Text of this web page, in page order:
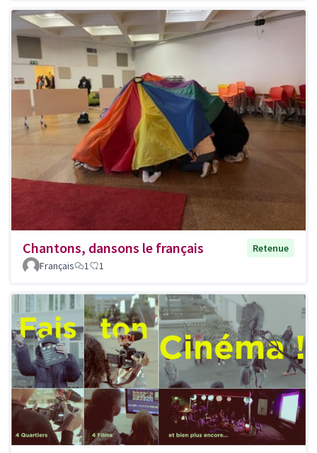
Chantons, dansons le français
Retenue
Français
1 1